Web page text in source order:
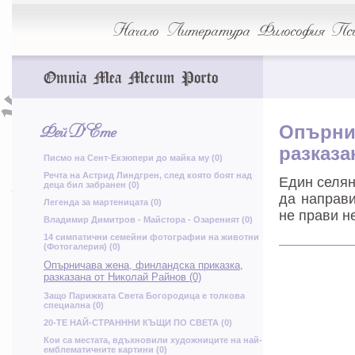
а
г
Ш
З
Б
Л
Л
ш
е
С
Р
Начало Литература Философия
Omnia Mea Mecum Porto
Фей Д'Ете
Писмо на Сент-Екзюпери до майка му (0)
Речта на Астрид Линдгрен, след която боят над
деца бил забранен (0)
Легенда за мартеницата (0)
Владимир Димитров - Майстора - Озареният (0)
14 симпатични семейни фотографии на животни
(Фотогалерия) (0)
Опърничава жена, финландска приказка,
разказана от Николай Райнов (0)
Защо Парижката Света Богородица е толкова
специална (0)
20-ТЕ НАЙ-СТРАНННИ КЪЩИ ПО СВЕТА (0)
Кои са местата, вдъхновили художниците на най-
емблематичните картини (0)
Един
да
не прави